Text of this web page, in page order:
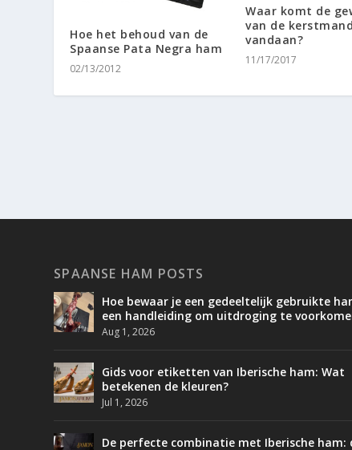
Hoe het behoud van de
Spaanse Pata Negra ham
02/13/2012
Waar komt de
van de kerstmand
vandaan?
11/17/2017
SPAANSE HAM POSTS
Hoe bewaar je een gedeeltelijk gebruikte
een handleiding om uitdroging te
Aug 1, 2026
Gids voor etiketten van Iberische ham: Wat
betekenen de kleuren?
Jul 1, 2026
De perfecte combinatie met Iberische ham: